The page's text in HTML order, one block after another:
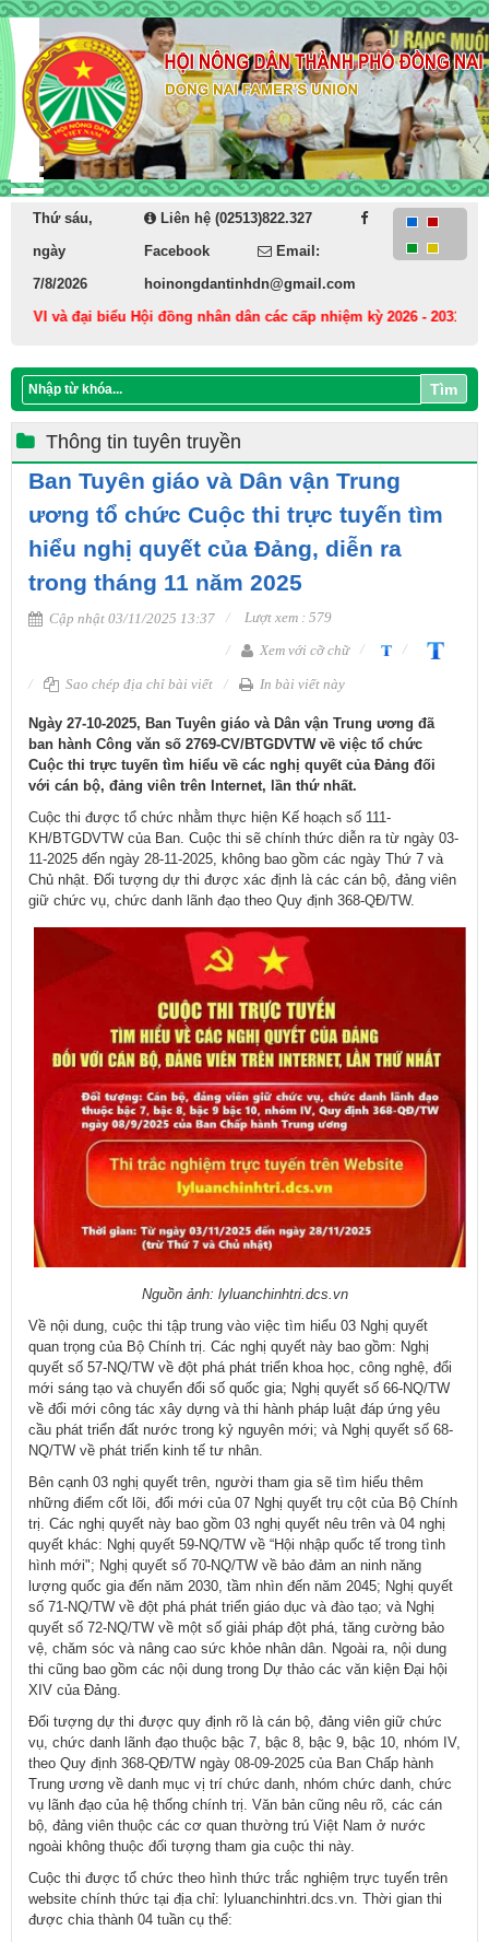
Thứ sáu,
ngày
7/8/2026
Liên hệ (02513)822.327
Facebook
Email:
hoinongdantinhdn@gmail.com
và đại biểu Hội đồng nhân dân các cấp nhiệm kỳ 2026 - 2031
Tìm
Thông tin tuyên truyền
Ban Tuyên giáo và Dân vận Trung
ương tổ chức Cuộc thi trực tuyến tìm
hiểu nghị quyết của Đảng, diễn ra
trong tháng 11 năm 2025
Cập nhật 03/11/2025 13:37
Lượt xem : 579
Xem với cỡ chữ
Sao chép địa chỉ bài viết In bài viết này
​Ngày 27-10-2025, Ban Tuyên giáo và Dân vận Trung ương đã
ban hành Công văn số 2769-CV/BTGDVTW về việc tổ chức
Cuộc thi trực tuyến tìm hiểu về các nghị quyết của Đảng đối
với cán bộ, đảng viên trên Internet, lần thứ nhất.
Cuộc thi được tổ chức nhằm thực hiện Kế hoạch số 111-
KH/BTGDVTW của Ban. Cuộc thi sẽ chính thức diễn ra từ ngày 03-
11-2025 đến ngày 28-11-2025, không bao gồm các ngày Thứ 7 và
Chủ nhật. Đối tượng dự thi được xác định là các cán bộ, đảng viên
giữ chức vụ, chức danh lãnh đạo theo Quy định 368-QĐ/TW.
Nguồn ảnh: lyluanchinhtri.dcs.vn
Về nội dung, cuộc thi tập trung vào việc tìm hiểu 03 Nghị quyết
quan trọng của Bộ Chính trị. Các nghị quyết này bao gồm: Nghị
quyết số 57-NQ/TW về đột phá phát triển khoa học, công nghệ, đổi
mới sáng tạo và chuyển đổi số quốc gia; Nghị quyết số 66-NQ/TW
về đổi mới công tác xây dựng và thi hành pháp luật đáp ứng yêu
cầu phát triển đất nước trong kỷ nguyên mới; và Nghị quyết số 68-
NQ/TW về phát triển kinh tế tư nhân.
Bên cạnh 03 nghị quyết trên, người tham gia sẽ tìm hiểu thêm
những điểm cốt lõi, đổi mới của 07 Nghị quyết trụ cột của Bộ Chính
trị. Các nghị quyết này bao gồm 03 nghị quyết nêu trên và 04 nghị
quyết khác: Nghị quyết 59-NQ/TW về “Hội nhập quốc tế trong tình
hình mới"; Nghị quyết số 70-NQ/TW về bảo đảm an ninh năng
lượng quốc gia đến năm 2030, tầm nhìn đến năm 2045; Nghị quyết
số 71-NQ/TW về đột phá phát triển giáo dục và đào tạo; và Nghị
quyết số 72-NQ/TW về một số giải pháp đột phá, tăng cường bảo
vệ, chăm sóc và nâng cao sức khỏe nhân dân. Ngoài ra, nội dung
thi cũng bao gồm các nội dung trong Dự thảo các văn kiện Đại hội
XIV của Đảng.
Đối tượng dự thi được quy định rõ là cán bộ, đảng viên giữ chức
vụ, chức danh lãnh đạo thuộc bậc 7, bậc 8, bậc 9, bậc 10, nhóm IV,
theo Quy định 368-QĐ/TW ngày 08-09-2025 của Ban Chấp hành
Trung ương về danh mục vị trí chức danh, nhóm chức danh, chức
vụ lãnh đạo của hệ thống chính trị. Văn bản cũng nêu rõ, các cán
bộ, đảng viên thuộc các cơ quan thường trú Việt Nam ở nước
ngoài không thuộc đối tượng tham gia cuộc thi này.
Cuộc thi được tổ chức theo hình thức trắc nghiệm trực tuyến trên
website chính thức tại địa chỉ: lyluanchinhtri.dcs.vn​. Thời gian thi
được chia thành 04 tuần cụ thể: